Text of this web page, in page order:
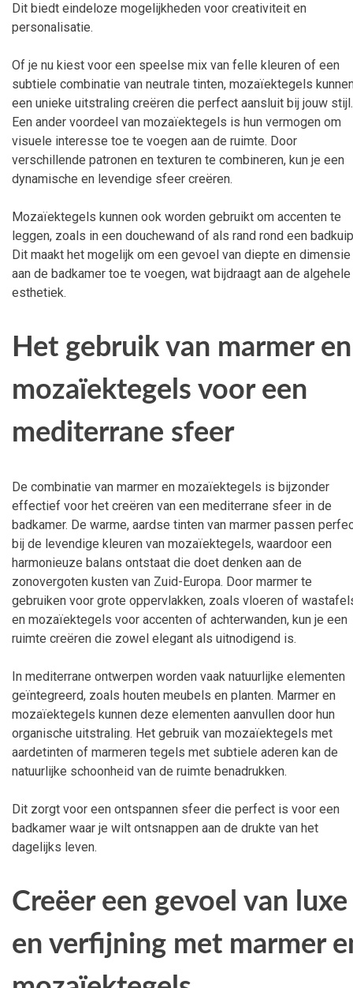
Dit biedt eindeloze mogelijkheden voor creativiteit en
personalisatie.
Of je nu kiest voor een speelse mix van felle kleuren of een
subtiele combinatie van neutrale tinten, mozaïektegels
een unieke uitstraling creëren die perfect aansluit bij jouw stijl.
Een ander voordeel van mozaïektegels is hun vermogen om
visuele interesse toe te voegen aan de ruimte. Door
verschillende patronen en texturen te combineren, kun je een
dynamische en levendige sfeer creëren.
Mozaïektegels kunnen ook worden gebruikt om accenten te
leggen, zoals in een douchewand of als rand rond een
Dit maakt het mogelijk om een gevoel van diepte en dimensie
aan de badkamer toe te voegen, wat bijdraagt aan de algehele
esthetiek.
Het gebruik van marmer en
mozaïektegels voor een
mediterrane sfeer
De combinatie van marmer en mozaïektegels is bijzonder
effectief voor het creëren van een mediterrane sfeer in de
badkamer. De warme, aardse tinten van marmer passen
bij de levendige kleuren van mozaïektegels, waardoor een
harmonieuze balans ontstaat die doet denken aan de
zonovergoten kusten van Zuid-Europa. Door marmer te
gebruiken voor grote oppervlakken, zoals vloeren of
en mozaïektegels voor accenten of achterwanden, kun je een
ruimte creëren die zowel elegant als uitnodigend is.
In mediterrane ontwerpen worden vaak natuurlijke elementen
geïntegreerd, zoals houten meubels en planten. Marmer en
mozaïektegels kunnen deze elementen aanvullen door hun
organische uitstraling. Het gebruik van mozaïektegels met
aardetinten of marmeren tegels met subtiele aderen kan de
natuurlijke schoonheid van de ruimte benadrukken.
Dit zorgt voor een ontspannen sfeer die perfect is voor een
badkamer waar je wilt ontsnappen aan de drukte van het
dagelijks leven.
Creëer een gevoel van luxe
en verfijning met marmer